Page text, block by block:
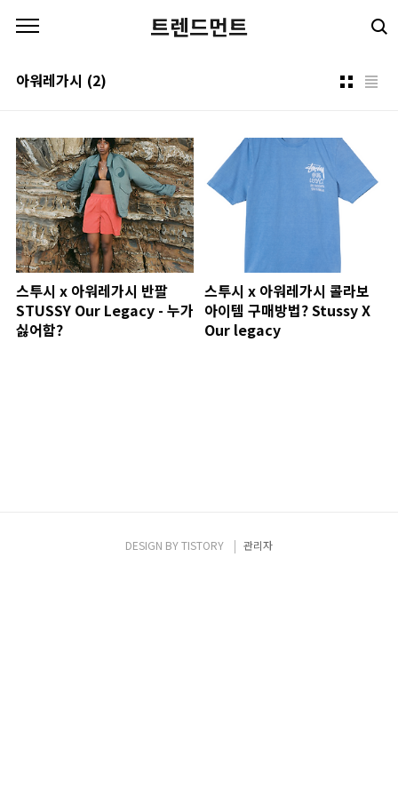
트렌드먼트
아워레가시 (2)
스투시 x 아워레가시 반팔
STUSSY Our Legacy - 누가
싫어함?
스투시 x 아워레가시 콜라보
아이템 구매방법? Stussy X
Our legacy
DESIGN BYTISTORY 관리자